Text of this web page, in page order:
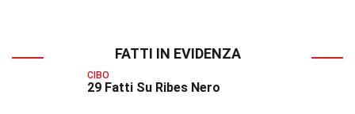
FATTI IN EVIDENZA
CIBO
29 Fatti Su Ribes Nero